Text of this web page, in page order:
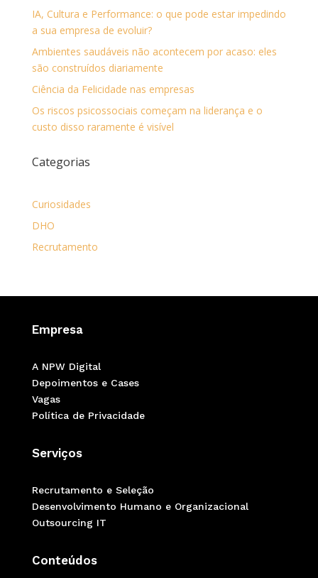
IA, Cultura e Performance: o que pode estar impedindo
a sua empresa de evoluir?
Ambientes saudáveis não acontecem por acaso: eles
são construídos diariamente
Ciência da Felicidade nas empresas
Os riscos psicossociais começam na liderança e o
custo disso raramente é visível
Categorias
Curiosidades
DHO
Recrutamento
Empresa
A NPW Digital
Depoimentos e Cases
Vagas
Política de Privacidade
Serviços
Recrutamento e Seleção
Desenvolvimento Humano e Organizacional
Outsourcing IT
Conteúdos